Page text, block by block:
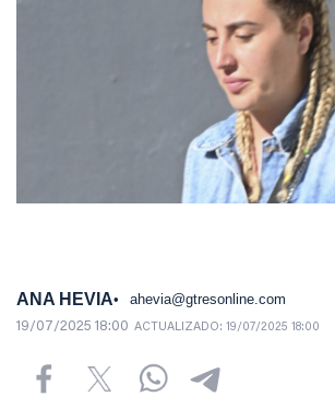
ANA HEVIA ahevia@gtresonline.com
19/07/2025 18:00 ACTUALIZADO: 19/07/2025 18:00